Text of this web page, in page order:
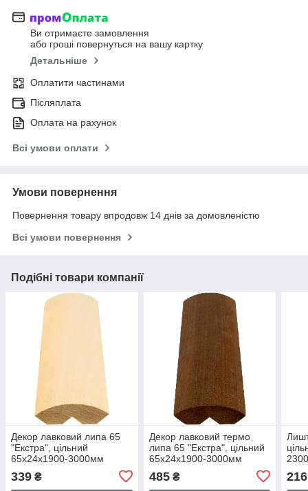
Ви отримаєте замовлення
або гроші повернуться на вашу картку
Детальніше
Оплатити частинами
Післяплата
Оплата на рахунок
Всі умови оплати
Умови повернення
Повернення товару впродовж 14 днів за домовленістю
Всі умови повернення
Подібні товари компанії
Декор лавковий липа 65
"Екстра", цільний
65х24х1900-3000мм
339 ₴
Декор лавковий термо
липа 65 "Екстра", цільний
65х24х1900-3000мм
485₴ 216